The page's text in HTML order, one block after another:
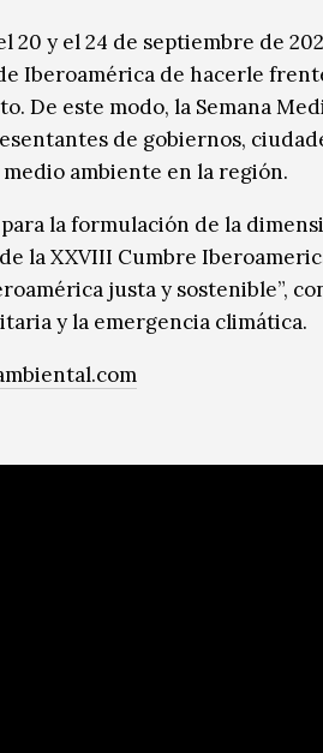
y el 24 de septiembre de
Iberoamérica de hacerle
De este modo, la Semana
de gobiernos,
ambiente en la región.
la formulación de la
la XXVIII Cumbre
justa y sostenible”,
y la emergencia climática.